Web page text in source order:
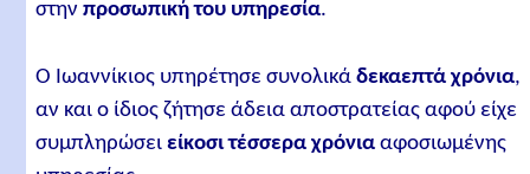
στηνπροσωπική του υπηρεσία.
Ο Ιωαννίκιος υπηρέτησε συνολικάδεκαεπτά χρόνια,
αν και ο ίδιος ζήτησε άδεια αποστρατείας αφού είχε
συμπληρώσειείκοσι τέσσερα χρόνια αφοσιωμένης